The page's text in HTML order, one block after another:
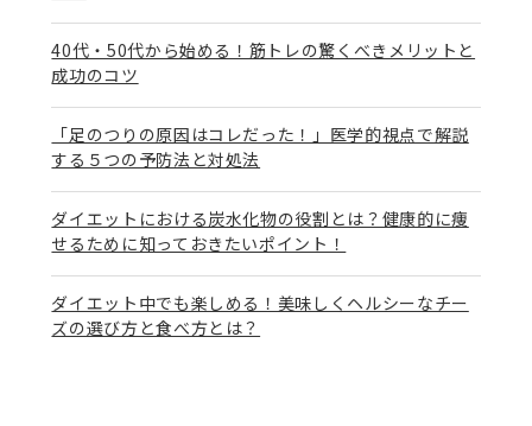
40代・50代から始める！筋トレの驚くべきメリットと
成功のコツ
「足のつりの原因はコレだった！」医学的視点で解説
する５つの予防法と対処法
ダイエットにおける炭水化物の役割とは？健康的に痩
せるために知っておきたいポイント！
ダイエット中でも楽しめる！美味しくヘルシーなチー
ズの選び方と食べ方とは？